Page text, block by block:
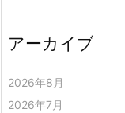
アーカイブ
2026年8月
2026年7月